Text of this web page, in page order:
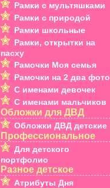
Рамки с мультяшками
Рамки с природой
Рамки школьные
Рамки, открытки на
пасху
Рамочки Моя семья
Рамочки на 2 два фото
С именами девочек
С именами мальчиков
Обложки для ДВД
Обложки ДВД детские
Профессиональное
Для детского
портфолио
Разное детское
Атрибуты Дня